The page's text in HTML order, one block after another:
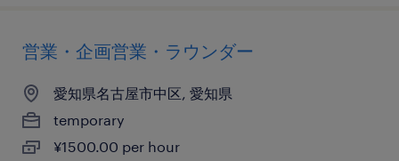
営業・企画営業・ラウンダー
愛知県名古屋市中区, 愛知県
temporary
¥1500.00 per hour